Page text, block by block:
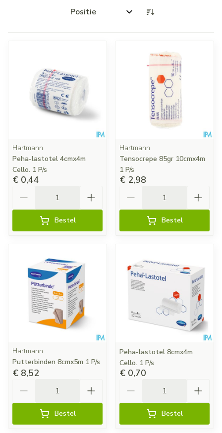
Sorteer op:
Hartmann
Peha-lastotel 4cmx4m
Cello. 1 P/s
€ 0,44
Bestel
Hartmann
Tensocrepe 85gr 10cmx4m
1 P/s
€ 2,98
Bestel
Hartmann
Putterbinden 8cmx5m 1 P/s
€ 8,52
Bestel
Peha-lastotel 8cmx4m
Cello. 1 P/s
€ 0,70
Bestel